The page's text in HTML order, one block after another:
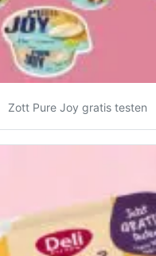
Zott Pure Joy gratis testen